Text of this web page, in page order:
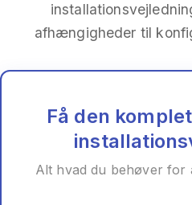
afhængigheder til
Få den
Alt hvad du behøver for